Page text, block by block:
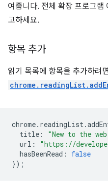
여줍니다. 전체 확장 프로그램
고하세요.
항목 추가
읽기 목록에 항목을 추가하려면
chrome. readingList .
title :
"New to the
url : "https://
hasBeenRead :
false
});